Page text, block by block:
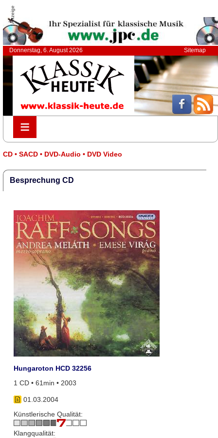
Anzeige
Donnerstag, 6. August 2026 Sitemap
≡
≡
CD • SACD • DVD-Audio • DVD Video
Besprechung CD
Hungaroton HCD 32256
1 CD • 61min • 2003
01.03.2004
Künstlerische Qualität:
Klangqualität: